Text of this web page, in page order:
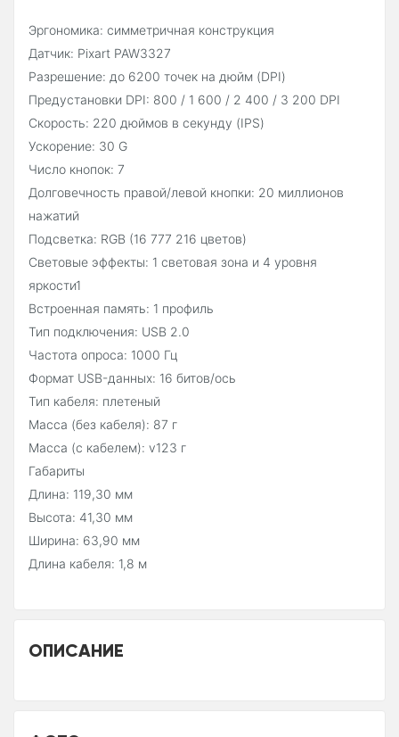
Эргономика: симметричная конструкция
Датчик: Pixart PAW3327
Разрешение: до 6200 точек на дюйм (DPI)
Предустановки DPI: 800 / 1 600 / 2 400 / 3 200 DPI
Скорость: 220 дюймов в секунду (IPS)
Ускорение: 30 G
Число кнопок: 7
Долговечность правой/левой кнопки: 20 миллионов
нажатий
Подсветка: RGB (16 777 216 цветов)
Световые эффекты: 1 световая зона и 4 уровня
яркости1
Встроенная память: 1 профиль
Тип подключения: USB 2.0
Частота опроса: 1000 Гц
Формат USB-данных: 16 битов/ось
Тип кабеля: плетеный
Масса (без кабеля): 87 г
Масса (с кабелем): v123 г
Габариты
Длина: 119,30 мм
Высота: 41,30 мм
Ширина: 63,90 мм
Длина кабеля: 1,8 м
ОПИСАНИЕ